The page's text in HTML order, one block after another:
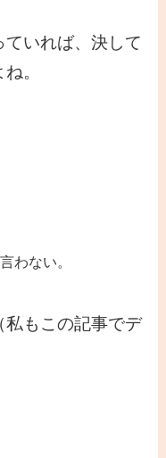
ていれば、決して
。
わない。
私もこの記事でデ